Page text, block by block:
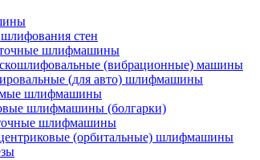
стен
шлифмашины
(вибрационные) машины
(для авто) шлифмашины
шлифмашины
шлифмашины (болгарки)
шлифмашины
(орбитальные) шлифмашины